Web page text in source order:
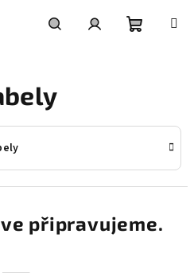
připravujeme.